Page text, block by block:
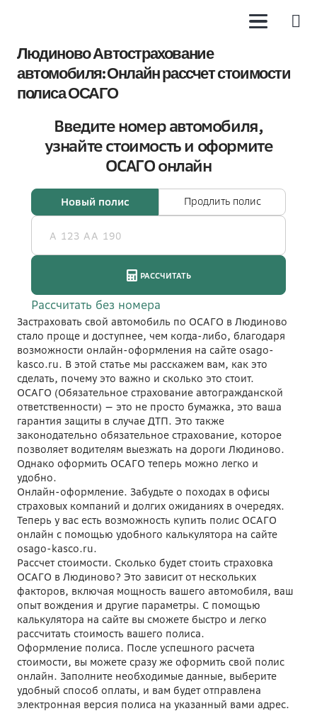
Людиново Автострахование
автомобиля: Онлайн рассчет стоимости
полиса ОСАГО
Застраховать свой автомобиль по ОСАГО в Людиново
стало проще и доступнее, чем когда-либо, благодаря
возможности онлайн-оформления на сайте osago-
kasco.ru. В этой статье мы расскажем вам, как это
сделать, почему это важно и сколько это стоит.
ОСАГО (Обязательное страхование автогражданской
ответственности) — это не просто бумажка, это ваша
гарантия защиты в случае ДТП. Это также
законодательно обязательное страхование, которое
позволяет водителям выезжать на дороги Людиново.
Однако оформить ОСАГО теперь можно легко и
удобно.
Онлайн-оформление. Забудьте о походах в офисы
страховых компаний и долгих ожиданиях в очередях.
Теперь у вас есть возможность купить полис ОСАГО
онлайн с помощью удобного калькулятора на сайте
osago-kasco.ru.
Рассчет стоимости. Сколько будет стоить страховка
ОСАГО в Людиново? Это зависит от нескольких
факторов, включая мощность вашего автомобиля, ваш
опыт вождения и другие параметры. С помощью
калькулятора на сайте вы сможете быстро и легко
рассчитать стоимость вашего полиса.
Оформление полиса. После успешного расчета
стоимости, вы можете сразу же оформить свой полис
онлайн. Заполните необходимые данные, выберите
удобный способ оплаты, и вам будет отправлена
электронная версия полиса на указанный вами адрес.